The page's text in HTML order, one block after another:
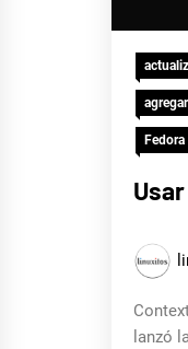
Fedora
lanzó